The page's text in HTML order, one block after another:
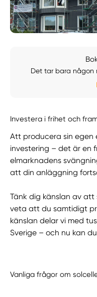
Det tar bara någon
Investera i frihet och
Att producera sin egen
investering – det är en
elmarknadens
att din anläggning
Tänk dig känslan av att
veta att du samtidigt
känslan delar vi med
Sverige – och nu kan
Vanliga frågor om